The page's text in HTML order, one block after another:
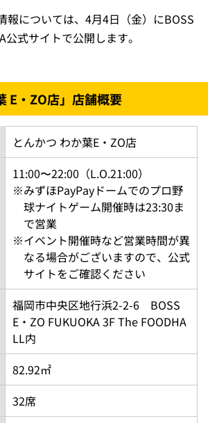
報については、4月4日（金）にBOSS
公式サイトで公開します。
E・ZO店」店舗概要
とんかつ わか葉E・ZO店
11:00〜22:00（L.O.21:00）
※みずほPayPayドームでのプロ野
球ナイトゲーム開催時は23:30ま
で営業
※イベント開催時など営業時間が異
なる場合がございますので、公式
サイトをご確認ください
福岡市中央区地行浜2-2-6 BOSS
E・ZO FUKUOKA 3F The FOODHA
LL内
82.92㎡
32席